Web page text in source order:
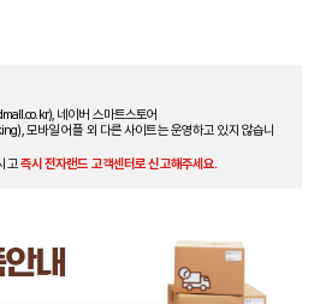
네이버 스마트스토어
모바일 어플 외 다른 사이트는 운영하고 있지 않습니
고즉시 전자랜드 고객센터로 신고해주세요.